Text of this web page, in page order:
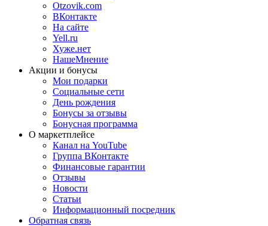
Otzovik.com
ВКонтакте
На сайте
Yell.ru
Хуже.нет
НашеМнение
Акции и бонусы
Мои подарки
Социальные сети
День рождения
Бонусы за отзывы
Бонусная программа
О маркетплейсе
Канал на YouTube
Группа ВКонтакте
Финансовые гарантии
Отзывы
Новости
Статьи
Информационный посредник
Обратная связь